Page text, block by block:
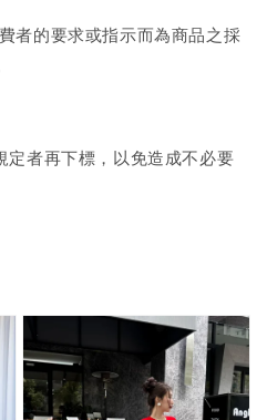
者的要求或指示而為商品之採
定者再下標，以免造成不必要